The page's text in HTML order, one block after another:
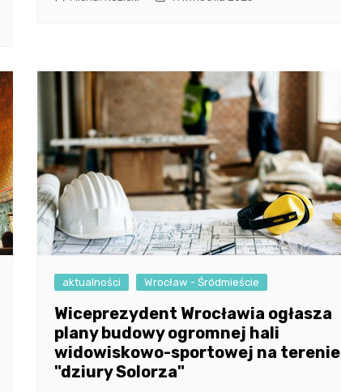
aktualności Wrocław - Śródmieście
Wiceprezydent Wrocławia ogłasza
plany budowy ogromnej hali
widowiskowo-sportowej na terenie
"dziury Solorza"